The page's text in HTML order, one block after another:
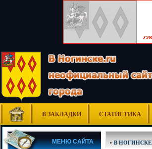
В ЗАКЛАДКИ СТАТИСТИКА
МЕНЮ САЙТА • В